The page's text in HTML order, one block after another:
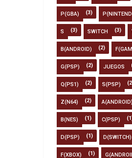
P(GBA) (3)
S (3) SWITCH (3)
B(ANDROID) (2)
G(PSP) (2) JUEGOS
Q(PS1) (2) S(PSP)
Z(N64) (2) A(ANDROID)
B(NES) (1) C(PSP)
D(PSP) (1) D(SWITCH)
F(XBOX) (1)